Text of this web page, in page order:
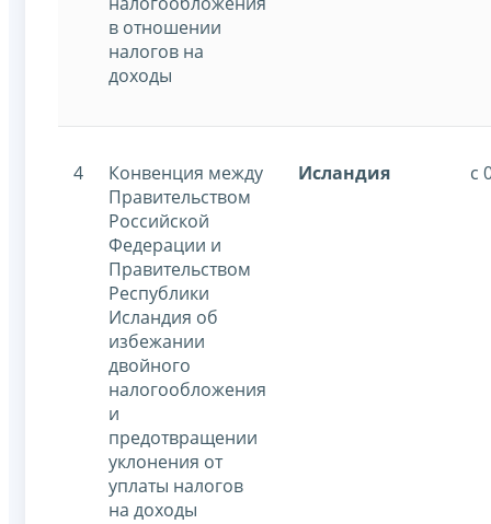
в отношении
налогов на
доходы
4
Конвенция между
Правительством
Российской
Федерации и
Правительством
Республики
Исландия об
избежании
двойного
налогообложения
и
предотвращении
уклонения от
уплаты налогов
на доходы
Исландия с